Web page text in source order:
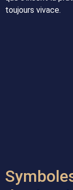
toujours vivace.